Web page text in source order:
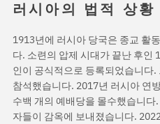
러시아의 법적 상황
1913년에 러시아 당국은 종교 활
다. 소련의 압제 시대가 끝난 후인
인이 공식적으로 등록되었습니다
참석했습니다. 2017년 러시아 연
수백 개의 예배당을 몰수했습니
자들이 감옥에 보내졌습니다.